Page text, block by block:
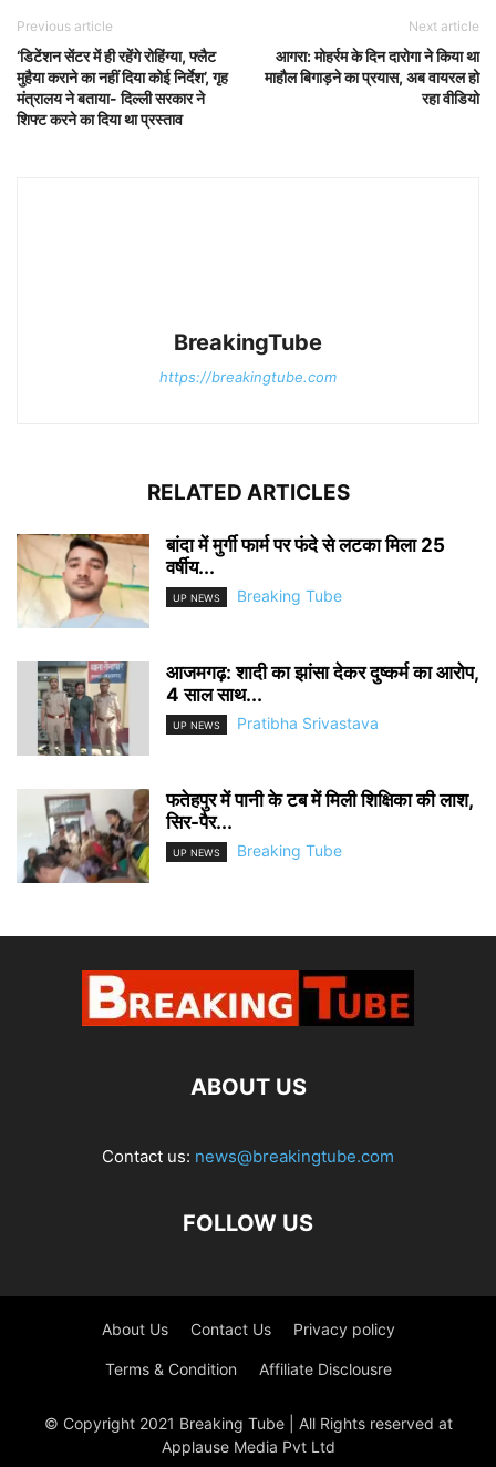
Previous article
‘डिटेंशन सेंटर में ही रहेंगे रोहिंग्या, फ्लैट
मुहैया कराने का नहीं दिया कोई निर्देश’, गृह
मंत्रालय ने बताया- दिल्ली सरकार ने
शिफ्ट करने का दिया था प्रस्ताव
Next article
आगरा: मोहर्रम के दिन दारोगा ने किया था
माहौल बिगाड़ने का प्रयास, अब वायरल हो
रहा वीडियो
BreakingTube
https://breakingtube.com
RELATED ARTICLES
बांदा में मुर्गी फार्म पर फंदे से लटका मिला 25
वर्षीय...
UP NEWS Breaking Tube
आजमगढ़: शादी का झांसा देकर दुष्कर्म का आरोप,
4 साल साथ...
UP NEWS Pratibha Srivastava
फतेहपुर में पानी के टब में मिली शिक्षिका की लाश,
सिर-पैर...
UP NEWS Breaking Tube
ABOUT US
Contact us: news@breakingtube.com
FOLLOW US
About Us Contact Us Privacy policy
Terms & Condition Affiliate Disclousre
© Copyright 2021 Breaking Tube | All Rights reserved at
Applause Media Pvt Ltd